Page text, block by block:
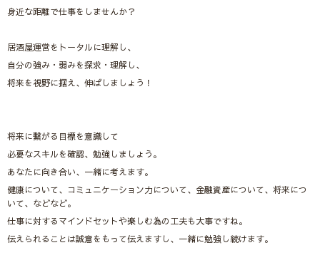
身近な距離で仕事をしませんか？
居酒屋運営をトータルに理解し、
自分の強み・弱みを探求・理解し、
将来を視野に据え、伸ばしましょう！
将来に繋がる目標を意識して
必要なスキルを確認、勉強しましょう。
あなたに向き合い、一緒に考えます。
健康について、コミュニケーション力について、金融資産について、将来につ
いて、などなど。
仕事に対するマインドセットや楽しむ為の工夫も大事ですね。
伝えられることは誠意をもって伝えますし、一緒に勉強し続けます。